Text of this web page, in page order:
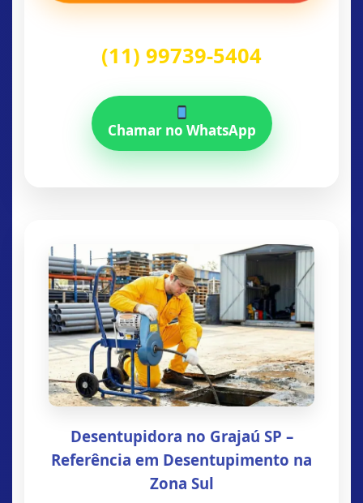
(11) 99739-5404
Chamar no WhatsApp
Desentupidora no Grajaú SP –
Referência em Desentupimento na
Zona Sul